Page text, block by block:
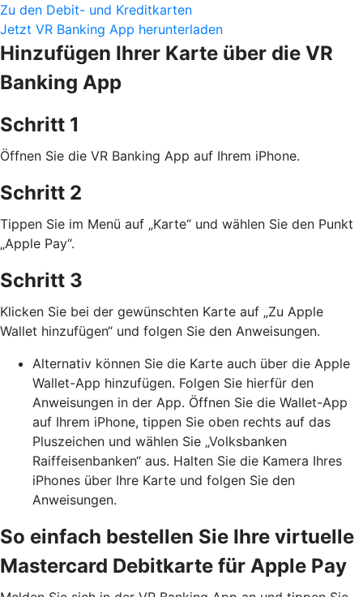
Zu den Debit- und Kreditkarten
Jetzt VR Banking App herunterladen
Hinzufügen Ihrer Karte über die VR
Banking App
Schritt 1
Öffnen Sie die VR Banking App auf Ihrem iPhone.
Schritt 2
Tippen Sie im Menü auf „Karte“ und wählen Sie den Punkt
„Apple Pay“.
Schritt 3
Klicken Sie bei der gewünschten Karte auf „Zu Apple
Wallet hinzufügen“ und folgen Sie den Anweisungen.
Alternativ können Sie die Karte auch über die Apple
Wallet-App hinzufügen. Folgen Sie hierfür den
Anweisungen in der App. Öffnen Sie die Wallet-App
auf Ihrem iPhone, tippen Sie oben rechts auf das
Pluszeichen und wählen Sie „Volksbanken
Raiffeisenbanken“ aus. Halten Sie die Kamera Ihres
iPhones über Ihre Karte und folgen Sie den
Anweisungen.
So einfach bestellen Sie Ihre virtuelle
Mastercard Debitkarte für Apple Pay